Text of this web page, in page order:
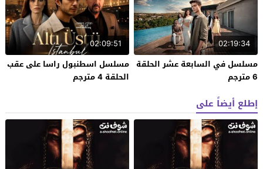
02:19:34
مسلسل في السابعة عشر الحلقة
6 مترجم
02:09:51
مسلسل اسطنبول راسا على عقب
الحلقة 4 مترجم
إطلع أيضاً على